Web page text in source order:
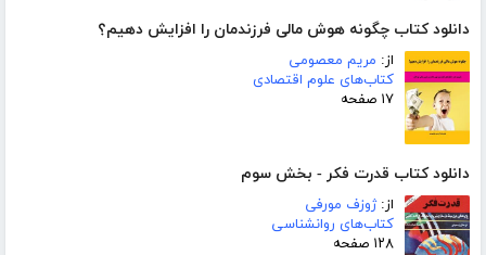
دانلود کتاب چگونه هوش مالی فرزندمان را افزایش دهیم؟
از: مریم معصومی
کتاب‌های علوم اقتصادی
۱۷ صفحه
دانلود کتاب قدرت فکر - بخش سوم
از:ژوزف مورفی
کتاب‌های روانشناسی
۱۲۸ صفحه